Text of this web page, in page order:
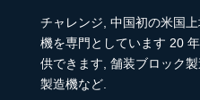
チャレンジ, 中国初の米国
機を専門としています 20
供できます, 舗装ブロック
製造機など.